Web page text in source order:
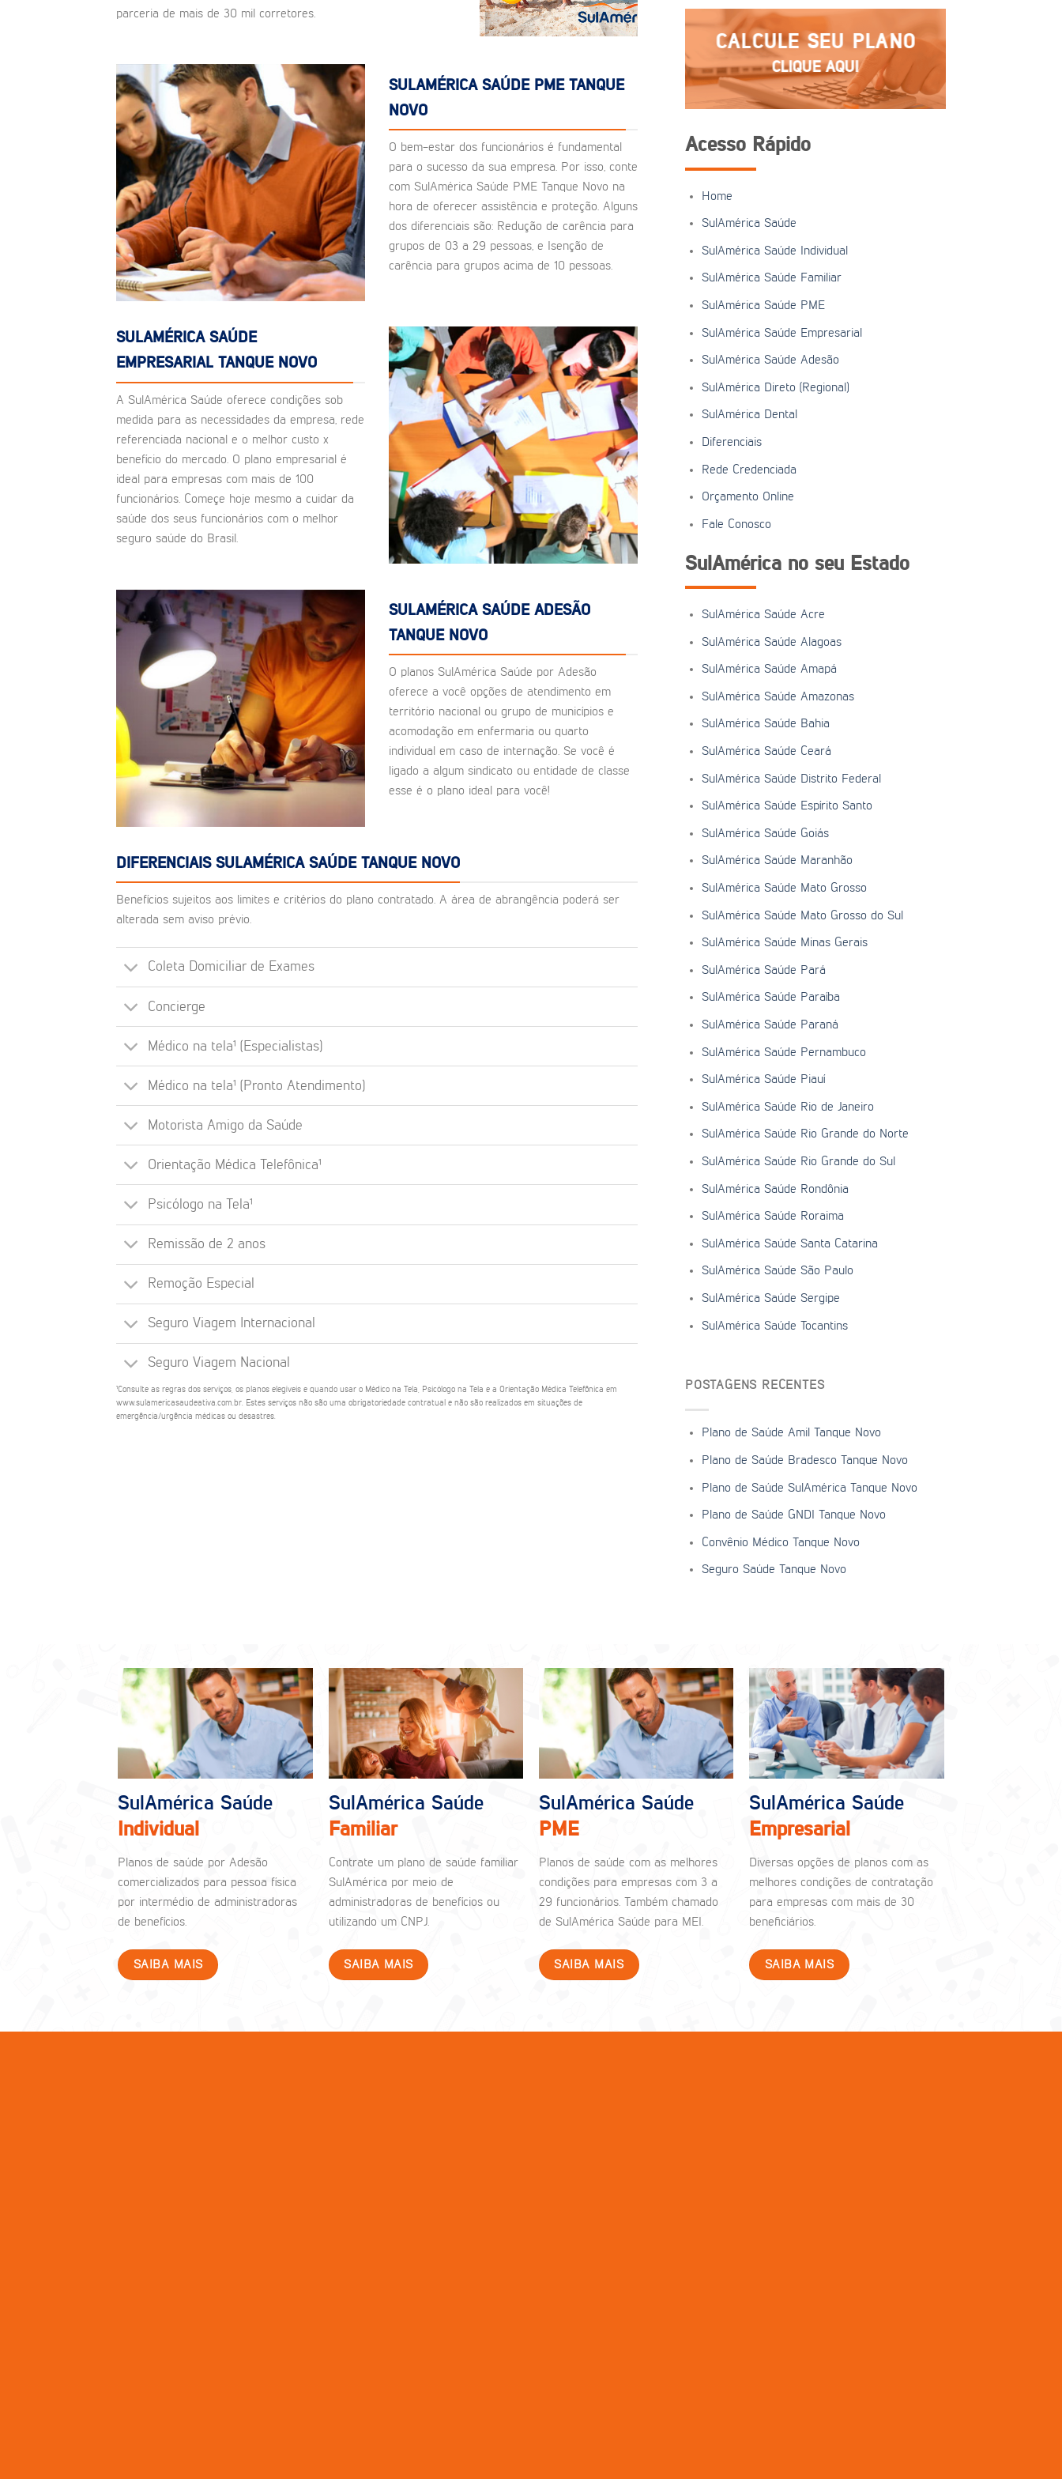
parceria de mais de 30 mil corretores.
SULAMÉRICA SAÚDE PME TANQUE
NOVO
O bem-estar dos funcionários é fundamental
para o sucesso da sua empresa. Por isso, conte
com SulAmérica Saúde PME Tanque Novo na
hora de oferecer assistência e proteção. Alguns
dos diferenciais são: Redução de carência para
grupos de 03 a 29 pessoas, e Isenção de
carência para grupos acima de 10 pessoas.
SULAMÉRICA SAÚDE
EMPRESARIAL TANQUE NOVO
A SulAmérica Saúde oferece condições sob
medida para as necessidades da empresa, rede
referenciada nacional e o melhor custo x
benefício do mercado. O plano empresarial é
ideal para empresas com mais de 100
funcionários. Começe hoje mesmo a cuidar da
saúde dos seus funcionários com o melhor
seguro saúde do Brasil.
SULAMÉRICA SAÚDE ADESÃO
TANQUE NOVO
O planos SulAmérica Saúde por Adesão
oferece a você opções de atendimento em
território nacional ou grupo de municípios e
acomodação em enfermaria ou quarto
individual em caso de internação. Se você é
ligado a algum sindicato ou entidade de classe
esse é o plano ideal para você!
DIFERENCIAIS SULAMÉRICA SAÚDE TANQUE NOVO
Benefícios sujeitos aos limites e critérios do plano contratado. A área de abrangência poderá ser
alterada sem aviso prévio.
Coleta Domiciliar de Exames
Concierge
Médico na tela¹ (Especialistas)
Médico na tela¹ (Pronto Atendimento)
Motorista Amigo da Saúde
Orientação Médica Telefônica¹
Psicólogo na Tela¹
Remissão de 2 anos
Remoção Especial
Seguro Viagem Internacional
Seguro Viagem Nacional
¹Consulte as regras dos serviços, os planos elegíveis e quando usar o Médico na Tela, Psicólogo na Tela e a Orientação Médica Telefônica em
www.sulamericasaudeativa.com.br. Estes serviços não são uma obrigatoriedade contratual e não são realizados em situações de
emergência/urgência médicas ou desastres.
CALCULE SEU PLANO
CLIQUE AQUI
Acesso Rápido
Home
SulAmérica Saúde
SulAmérica Saúde Individual
SulAmérica Saúde Familiar
SulAmérica Saúde PME
SulAmérica Saúde Empresarial
SulAmérica Saúde Adesão
SulAmérica Direto (Regional)
SulAmérica Dental
Diferenciais
Rede Credenciada
Orçamento Online
Fale Conosco
SulAmérica no seu Estado
SulAmérica Saúde Acre
SulAmérica Saúde Alagoas
SulAmérica Saúde Amapá
SulAmérica Saúde Amazonas
SulAmérica Saúde Bahia
SulAmérica Saúde Ceará
SulAmérica Saúde Distrito Federal
SulAmérica Saúde Espírito Santo
SulAmérica Saúde Goiás
SulAmérica Saúde Maranhão
SulAmérica Saúde Mato Grosso
SulAmérica Saúde Mato Grosso do Sul
SulAmérica Saúde Minas Gerais
SulAmérica Saúde Pará
SulAmérica Saúde Paraíba
SulAmérica Saúde Paraná
SulAmérica Saúde Pernambuco
SulAmérica Saúde Piauí
SulAmérica Saúde Rio de Janeiro
SulAmérica Saúde Rio Grande do Norte
SulAmérica Saúde Rio Grande do Sul
SulAmérica Saúde Rondônia
SulAmérica Saúde Roraima
SulAmérica Saúde Santa Catarina
SulAmérica Saúde São Paulo
SulAmérica Saúde Sergipe
SulAmérica Saúde Tocantins
POSTAGENS RECENTES
Plano de Saúde Amil Tanque Novo
Plano de Saúde Bradesco Tanque Novo
Plano de Saúde SulAmérica Tanque Novo
Plano de Saúde GNDI Tanque Novo
Convênio Médico Tanque Novo
Seguro Saúde Tanque Novo
SulAmérica Saúde
Individual
Planos de saúde por Adesão
comercializados para pessoa física
por intermédio de administradoras
de benefícios.
SAIBA MAIS
SulAmérica Saúde
Familiar
Contrate um plano de saúde familiar
SulAmérica por meio de
administradoras de benefícios ou
utilizando um CNPJ.
SAIBA MAIS
SulAmérica Saúde
PME
Planos de saúde com as melhores
condições para empresas com 3 a
29 funcionários. Também chamado
de SulAmérica Saúde para MEI.
SAIBA MAIS
SulAmérica Saúde
Empresarial
Diversas opções de planos com as
melhores condições de contratação
para empresas com mais de 30
beneficiários.
SAIBA MAIS